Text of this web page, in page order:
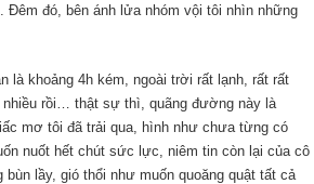
đó, bên ánh lửa nhóm vội tôi nhìn những
là khoảng 4h kém, ngoài trời rất lạnh, rất rất
rồi… thật sự thì, quãng đường này là
mơ tôi đã trải qua, hình như chưa từng có
nuốt hết chút sức lực, niêm tin còn lại của cô
lầy, gió thổi như muốn quoăng quật tất cả